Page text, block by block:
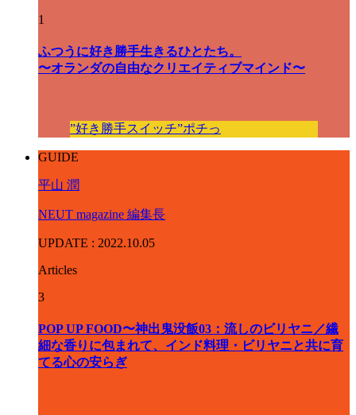
1
ふつうに好き勝手生きるひとたち。
〜オランダの自由なクリエイティブマインド〜
”好き勝手スイッチ”ポチっ
GUIDE
平山 潤
NEUT magazine 編集長
UPDATE : 2022.10.05
Articles
3
POP UP FOOD〜神出鬼没飯03：流しのビリヤニ／繊
細な香りに包まれて、インド料理・ビリヤニと共に育
てる心の安らぎ